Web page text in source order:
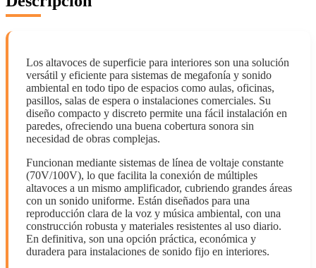
Los altavoces de superficie para interiores son una solución
versátil y eficiente para sistemas de megafonía y sonido
ambiental en todo tipo de espacios como aulas, oficinas,
pasillos, salas de espera o instalaciones comerciales. Su
diseño compacto y discreto permite una fácil instalación en
paredes, ofreciendo una buena cobertura sonora sin
necesidad de obras complejas.
Funcionan mediante sistemas de línea de voltaje constante
(70V/100V), lo que facilita la conexión de múltiples
altavoces a un mismo amplificador, cubriendo grandes áreas
con un sonido uniforme. Están diseñados para una
reproducción clara de la voz y música ambiental, con una
construcción robusta y materiales resistentes al uso diario.
En definitiva, son una opción práctica, económica y
duradera para instalaciones de sonido fijo en interiores.